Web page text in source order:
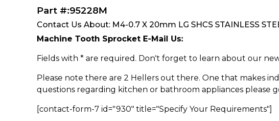
Part #:95228M
Contact Us About: M4-0.7 X 20mm LG SHCS STAINLESS
Machine Tooth Sprocket E-Mail Us:
Fields with * are required. Don't forget to learn about our
Please note there are 2 Hellers out there. One that makes
questions regarding kitchen or bathroom appliances please
[contact-form-7 id="930" title="Specify Your Requirements"]